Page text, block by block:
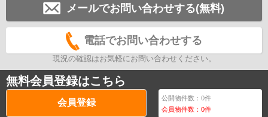
メールでお問い合わせする(無料)
電話でお問い合わせする
現況の確認はお気軽にお問い合わせください。
無料会員登録はこちら
会員登録 公開物件数：0件
会員物件数：0件